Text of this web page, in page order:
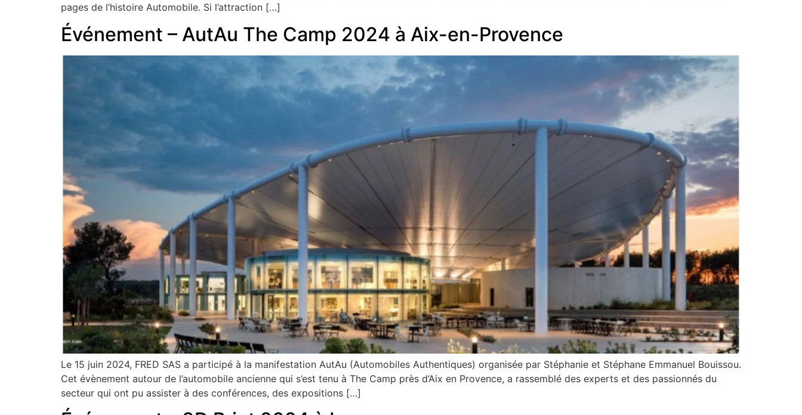
pages de l’histoire Automobile. Si l’attraction […]
Événement – AutAu The Camp 2024 à Aix-en-Provence
Le 15 juin 2024, FRED SAS a participé à la manifestation AutAu (Automobiles Authentiques) organisée par Stéphanie et Stéphane Emmanuel Bouissou.
Cet évènement autour de l’automobile ancienne qui s’est tenu à The Camp près d’Aix en Provence, a rassemblé des experts et des passionnés du
secteur qui ont pu assister à des conférences, des expositions […]